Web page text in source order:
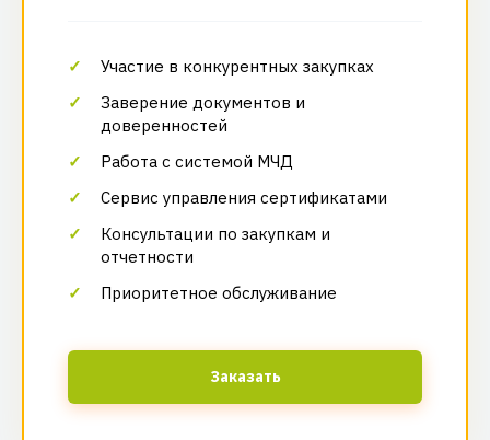
Участие в конкурентных закупках
Заверение документов и
доверенностей
Работа с системой МЧД
Сервис управления сертификатами
Консультации по закупкам и
отчетности
Приоритетное обслуживание
Заказать